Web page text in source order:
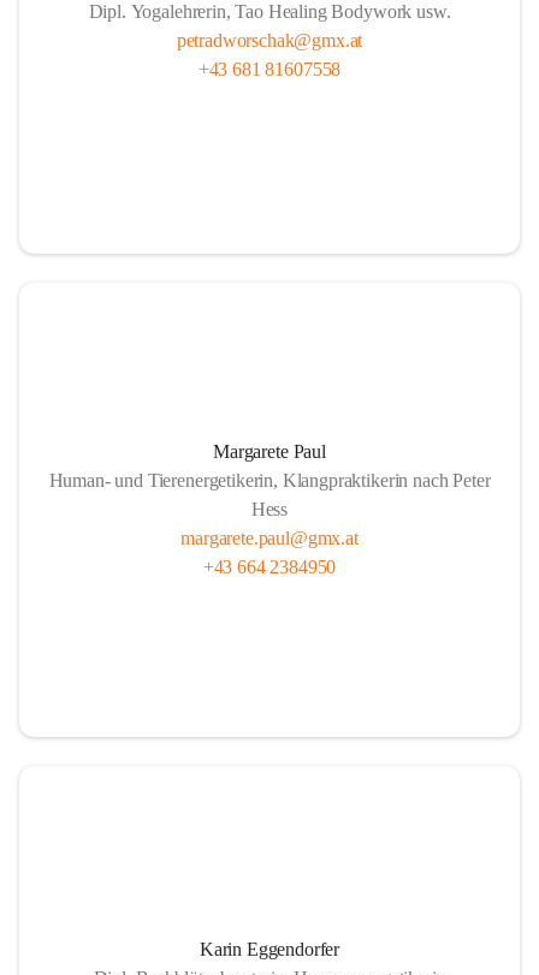
Dipl. Yogalehrerin, Tao Healing Bodywork usw.
petradworschak@gmx.at
+43 681 81607558
Margarete Paul
Human- und Tierenergetikerin, Klangpraktikerin nach Peter
Hess
margarete.paul@gmx.at
+43 664 2384950
Karin Eggendorfer